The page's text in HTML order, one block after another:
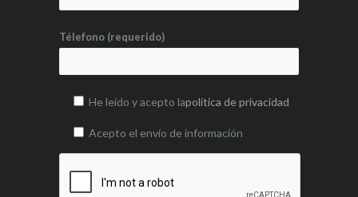
Télefono (requerido)
He leído y acepto lapolítica de privacidad
Acepto el envío de información